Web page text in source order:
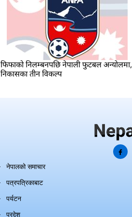
फिफाको निलम्बनपछि नेपाली फुटबल अन्योलमा,
निकासका तीन विकल्प
नेपालको समाचार
पत्रपत्रिकाबाट
पर्यटन
प्रदेश